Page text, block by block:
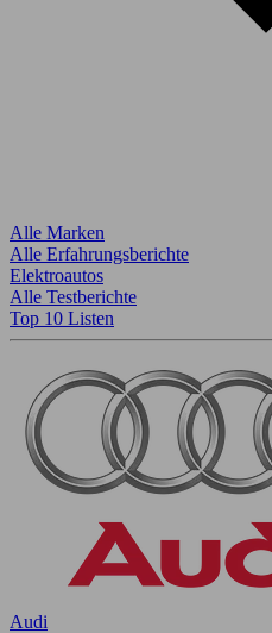
Alle Marken
Alle Erfahrungsberichte
Elektroautos
Alle Testberichte
Top 10 Listen
Audi